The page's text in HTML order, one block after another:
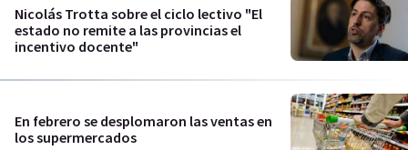
Nicolás Trotta sobre el ciclo lectivo "El
estado no remite a las provincias el
incentivo docente"
En febrero se desplomaron las ventas en
los supermercados